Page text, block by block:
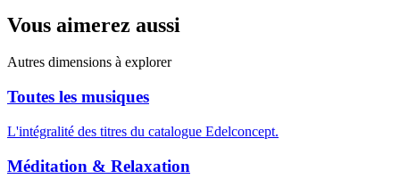
Vous aimerez aussi
Autres dimensions à explorer
Toutes les musiques
L'intégralité des titres du catalogue Edelconcept.
Méditation & Relaxation